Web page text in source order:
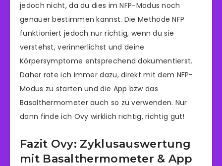
jedoch nicht, da du dies im NFP-Modus noch
genauer bestimmen kannst. Die Methode NFP
funktioniert jedoch nur richtig, wenn du sie
verstehst, verinnerlichst und deine
Körpersymptome entsprechend dokumentierst.
Daher rate ich immer dazu, direkt mit dem NFP-
Modus zu starten und die App bzw das
Basalthermometer auch so zu verwenden. Nur
dann finde ich Ovy wirklich richtig, richtig gut!
Fazit Ovy: Zyklusauswertung
mit Basalthermometer & App